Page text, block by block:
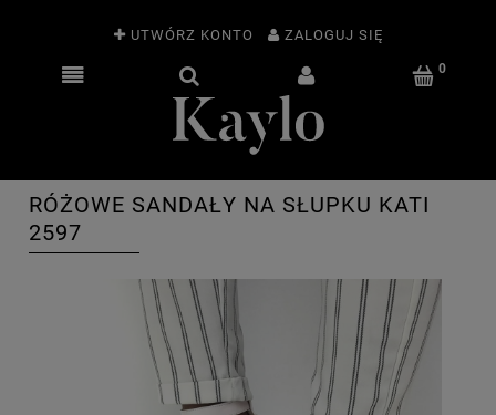
UTWÓRZ KONTO ZALOGUJ SIĘ
RÓŻOWE SANDAŁY NA SŁUPKU KATI
2597